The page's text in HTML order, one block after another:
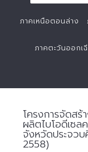
ภาคเหนือตอนล่าง
ภาคตะวันออกเ
โครงการจัดสร้
ผลิตไบโอดีเซล
จังหวัดประจว
2558)